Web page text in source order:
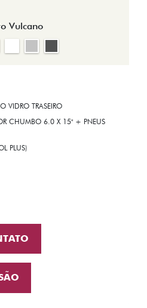
Vulcano
VIDRO TRASEIRO
CHUMBO 6.0 X 15" + PNEUS
PLUS)